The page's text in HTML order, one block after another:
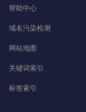
帮助中心
域名污染检测
网站地图
关键词索引
标签索引